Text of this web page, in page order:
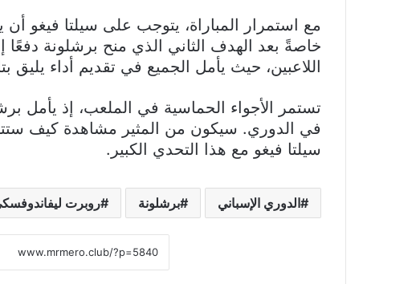
مع استمرار المباراة، يتوجب على سيلتا فيغو أن
خاصةً بعد الهدف الثاني الذي منح برشلونة
اللاعبين، حيث يأمل الجميع في تقديم أداء يليق
تستمر الأجواء الحماسية في الملعب، إذ يأمل
في الدوري. سيكون من المثير مشاهدة كيف
سيلتا فيغو مع هذا التحدي الكبير.
الدوري الإسباني برشلونة روبرت